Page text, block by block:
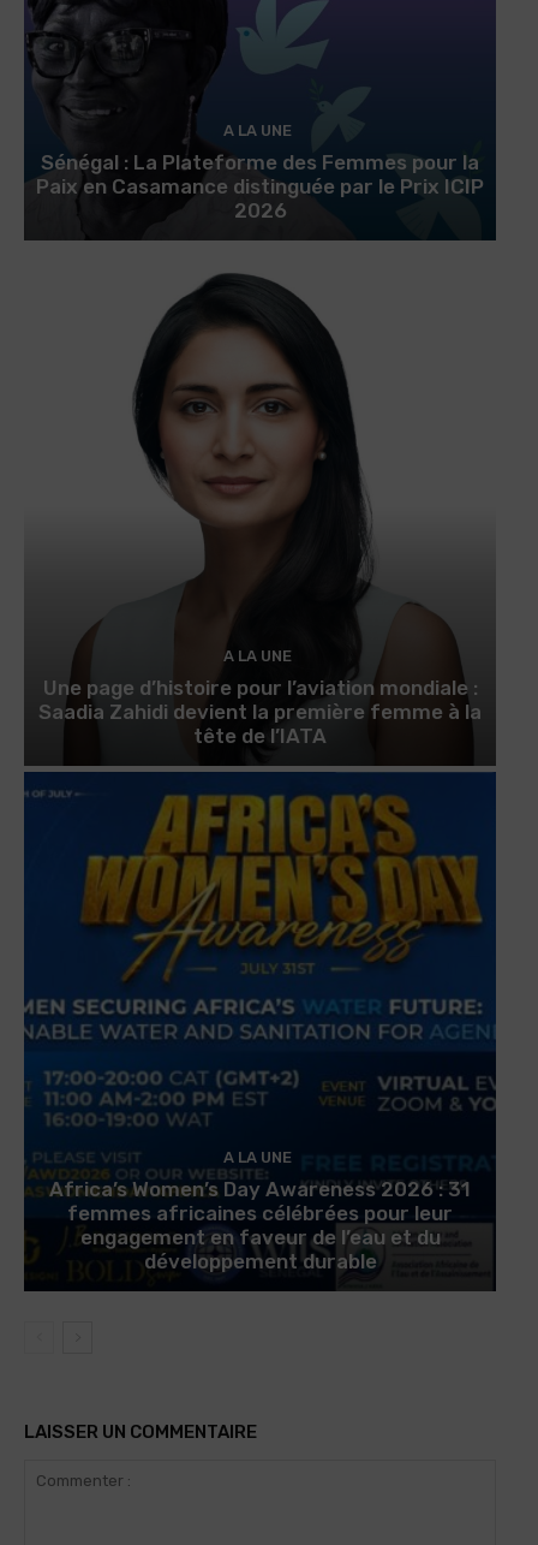
A LA UNE
Sénégal : La Plateforme des Femmes pour la
Paix en Casamance distinguée par le Prix ICIP
2026
A LA UNE
Une page d’histoire pour l’aviation mondiale :
Saadia Zahidi devient la première femme à la
tête de l’IATA
A LA UNE
Africa’s Women’s Day Awareness 2026 : 31
femmes africaines célébrées pour leur
engagement en faveur de l’eau et du
développement durable
LAISSER UN COMMENTAIRE